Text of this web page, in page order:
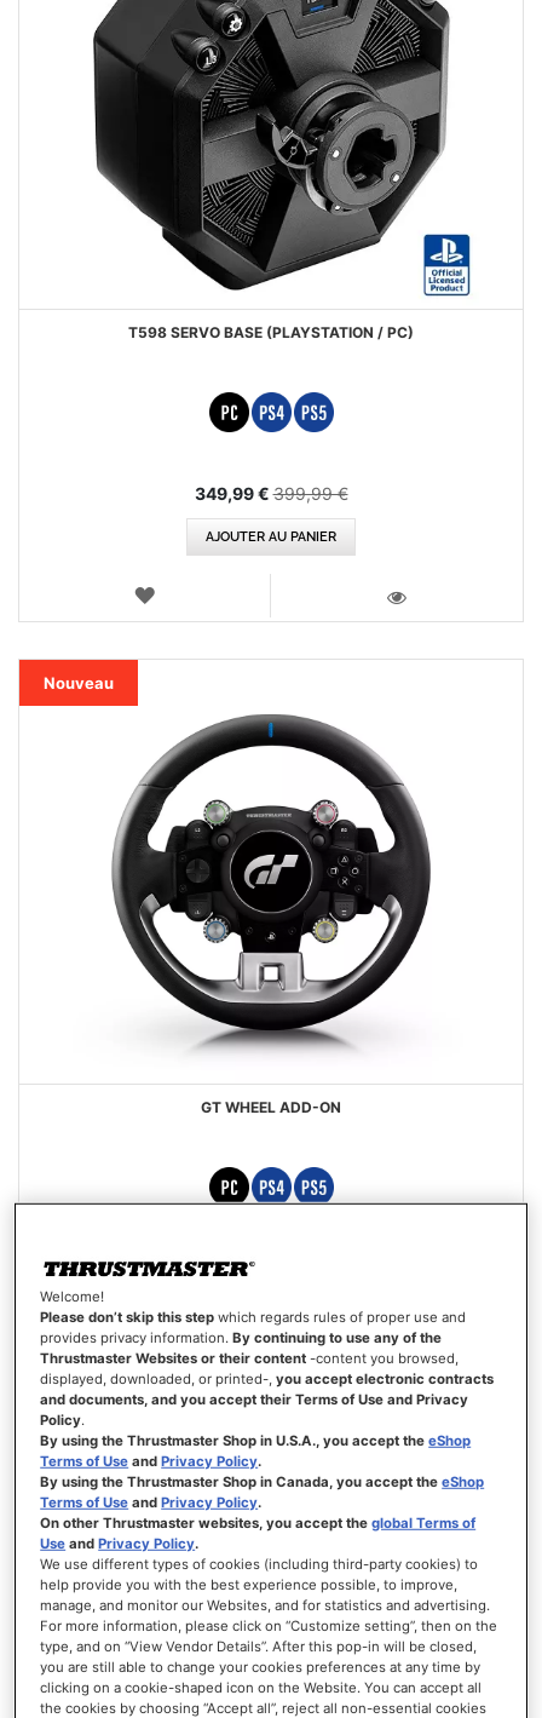
T598 SERVO BASE (PLAYSTATION / PC)
Special
349,99 € 399,99 €
AJOUTER AU PANIER
AJOUTER
Nouveau
GT WHEEL ADD-ON
249,99 €
AJOUTER AU PANIER
AJOUTER
AUX
FAVORIS
VOIR
Nouveau
Welcome!
Please don’t skip this step which regards rules of proper use and
provides privacy information.By continuing to use any of the
Thrustmaster Websites or their content -content you browsed,
displayed, downloaded, or printed-,you accept electronic contracts
and documents, and you accept their Terms of Use and Privacy
Policy.
By using the Thrustmaster Shop in U.S.A., you accept theeShop
Terms of Use andPrivacy Policy.
By using the Thrustmaster Shop in Canada, you accept theeShop
Terms of Use andPrivacy Policy.
On other Thrustmaster websites, you accept theglobal Terms of
Use andPrivacy Policy.
We use different types of cookies (including third-party cookies) to
help provide you with the best experience possible, to improve,
manage, and monitor our Websites, and for statistics and advertising.
For more information, please click on “Customize setting”, then on the
type, and on “View Vendor Details”. After this pop-in will be closed,
you are still able to change your cookies preferences at any time by
clicking on a cookie-shaped icon on the Website. You can accept all
the cookies by choosing “Accept all”, reject all non-essential cookies